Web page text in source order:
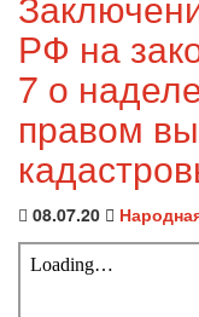
РФ на
7 о
правом
08.07.20